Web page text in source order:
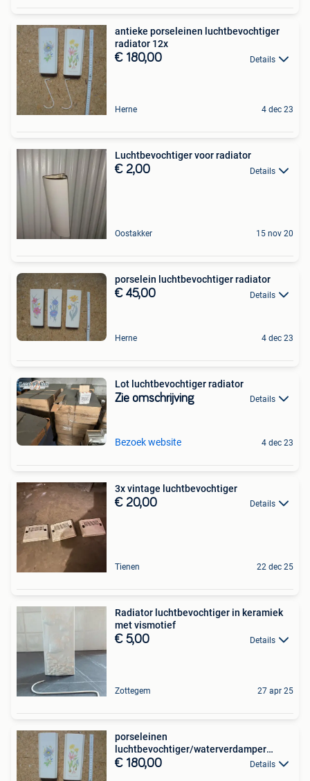
antieke porseleinen luchtbevochtiger
radiator 12x
€ 180,00 Details
Herne 4 dec 23
Luchtbevochtiger voor radiator
€ 2,00 Details
Oostakker 15 nov 20
porselein luchtbevochtiger radiator
€ 45,00 Details
Herne 4 dec 23
Lot luchtbevochtiger radiator
Zie omschrijving Details
Bezoek website 4 dec 23
3x vintage luchtbevochtiger
€ 20,00 Details
Tienen 22 dec 25
Radiator luchtbevochtiger in keramiek
met vismotief
€ 5,00 Details
Zottegem 27 apr 25
porseleinen
luchtbevochtiger/waterverdamper
radiator (12st.)
€ 180,00 Details